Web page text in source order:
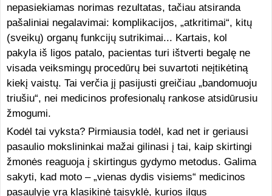
nepasiekiamas norimas rezultatas, tačiau atsiranda
pašaliniai negalavimai: komplikacijos, „atkritimai“, kitų
(sveikų) organų funkcijų sutrikimai... Kartais, kol
pakyla iš ligos patalo, pacientas turi ištverti begalę ne
visada veiksmingų procedūrų bei suvartoti neįtikėtiną
kiekį vaistų. Tai verčia jį pasijusti greičiau „bandomuoju
triušiu“, nei medicinos profesionalų rankose atsidūrusiu
žmogumi.
Kodėl tai vyksta? Pirmiausia todėl, kad net ir geriausi
pasaulio mokslininkai mažai gilinasi į tai, kaip skirtingi
žmonės reaguoja į skirtingus gydymo metodus. Galima
sakyti, kad moto – „vienas dydis visiems“ medicinos
pasaulyje yra klasikinė taisyklė, kurios ilgus